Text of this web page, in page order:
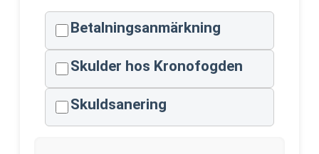
Betalningsanmärkning
Skulder hos Kronofogden
Skuldsanering